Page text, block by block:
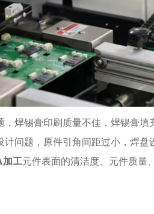
，焊锡膏印刷质量不佳，焊锡膏填
计问题，原件引角间距过小，焊
加工元件表面的清洁度、元件质量